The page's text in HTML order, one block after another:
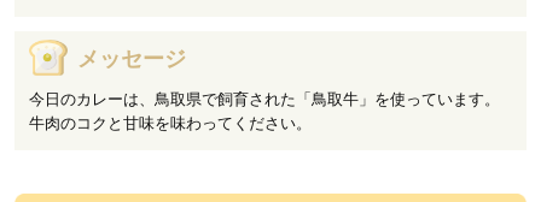
メッセージ
今日のカレーは、鳥取県で飼育された「鳥取牛」を使っています。
牛肉のコクと甘味を味わってください。